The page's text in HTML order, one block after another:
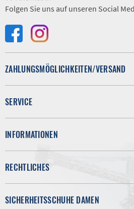
Folgen Sie uns auf unseren Social
ZAHLUNGSMÖGLICHKEITEN/VERSAND
SERVICE
INFORMATIONEN
RECHTLICHES
SICHERHEITSSCHUHE DAMEN